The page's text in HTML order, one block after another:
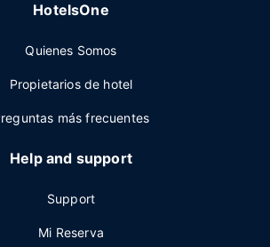
HotelsOne
Quienes Somos
Propietarios de hotel
más frecuentes
Help and support
Support
Mi Reserva